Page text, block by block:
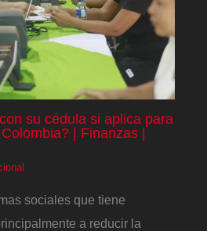
su cédula si aplica para
| Finanzas |
sociales que tiene
a reducir la